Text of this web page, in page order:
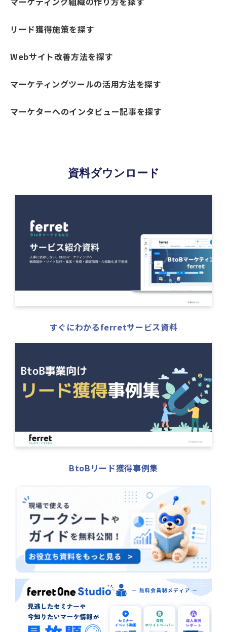
リード獲得施策を探す
Webサイト改善方法を探す
マーケティングツールの活用方法を探す
マーケターへのインタビュー記事を探す
資料ダウンロード
すぐにわかるferretサービス資料
BtoBリード獲得事例集